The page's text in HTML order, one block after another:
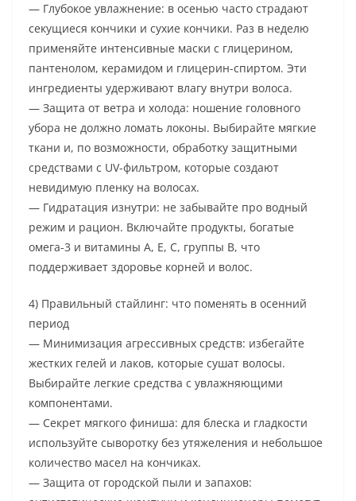
— Глубокое увлажнение: в осенью часто страдают
секущиеся кончики и сухие кончики. Раз в неделю
применяйте интенсивные маски с глицерином,
пантенолом, керамидом и глицерин-спиртом. Эти
ингредиенты удерживают влагу внутри волоса.
— Защита от ветра и холода: ношение головного
убора не должно ломать локоны. Выбирайте мягкие
ткани и, по возможности, обработку защитными
средствами с UV-фильтром, которые создают
невидимую пленку на волосах.
— Гидратация изнутри: не забывайте про водный
режим и рацион. Включайте продукты, богатые
омега-3 и витамины A, E, C, группы B, что
поддерживает здоровье корней и волос.
4) Правильный стайлинг: что поменять в осенний
период
— Минимизация агрессивных средств: избегайте
жестких гелей и лаков, которые сушат волосы.
Выбирайте легкие средства с увлажняющими
компонентами.
— Секрет мягкого финиша: для блеска и гладкости
используйте сыворотку без утяжеления и небольшое
количество масел на кончиках.
— Защита от городской пыли и запахов: